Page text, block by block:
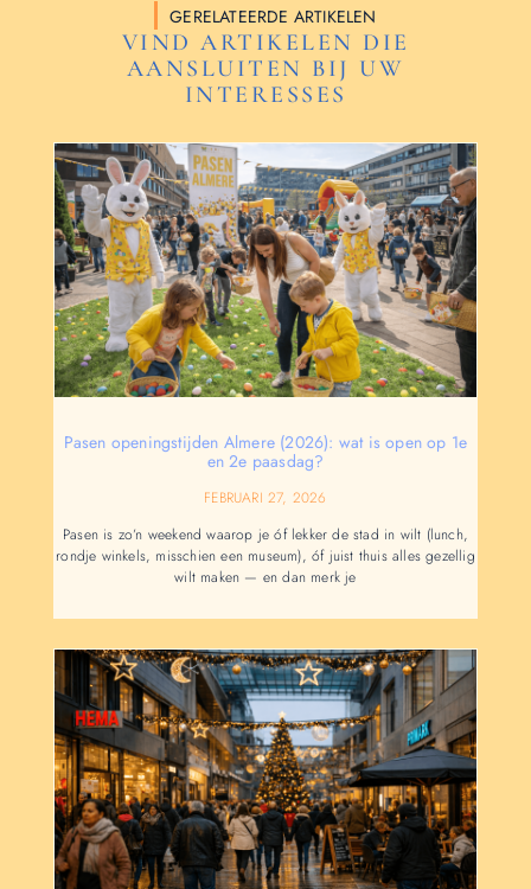
GERELATEERDE ARTIKELEN
VIND ARTIKELEN DIE
AANSLUITEN BIJ UW
INTERESSES
Pasen openingstijden Almere (2026): wat is open op 1e
en 2e paasdag?
FEBRUARI 27, 2026
Pasen is zo’n weekend waarop je óf lekker de stad in wilt (lunch,
rondje winkels, misschien een museum), óf juist thuis alles gezellig
wilt maken — en dan merk je